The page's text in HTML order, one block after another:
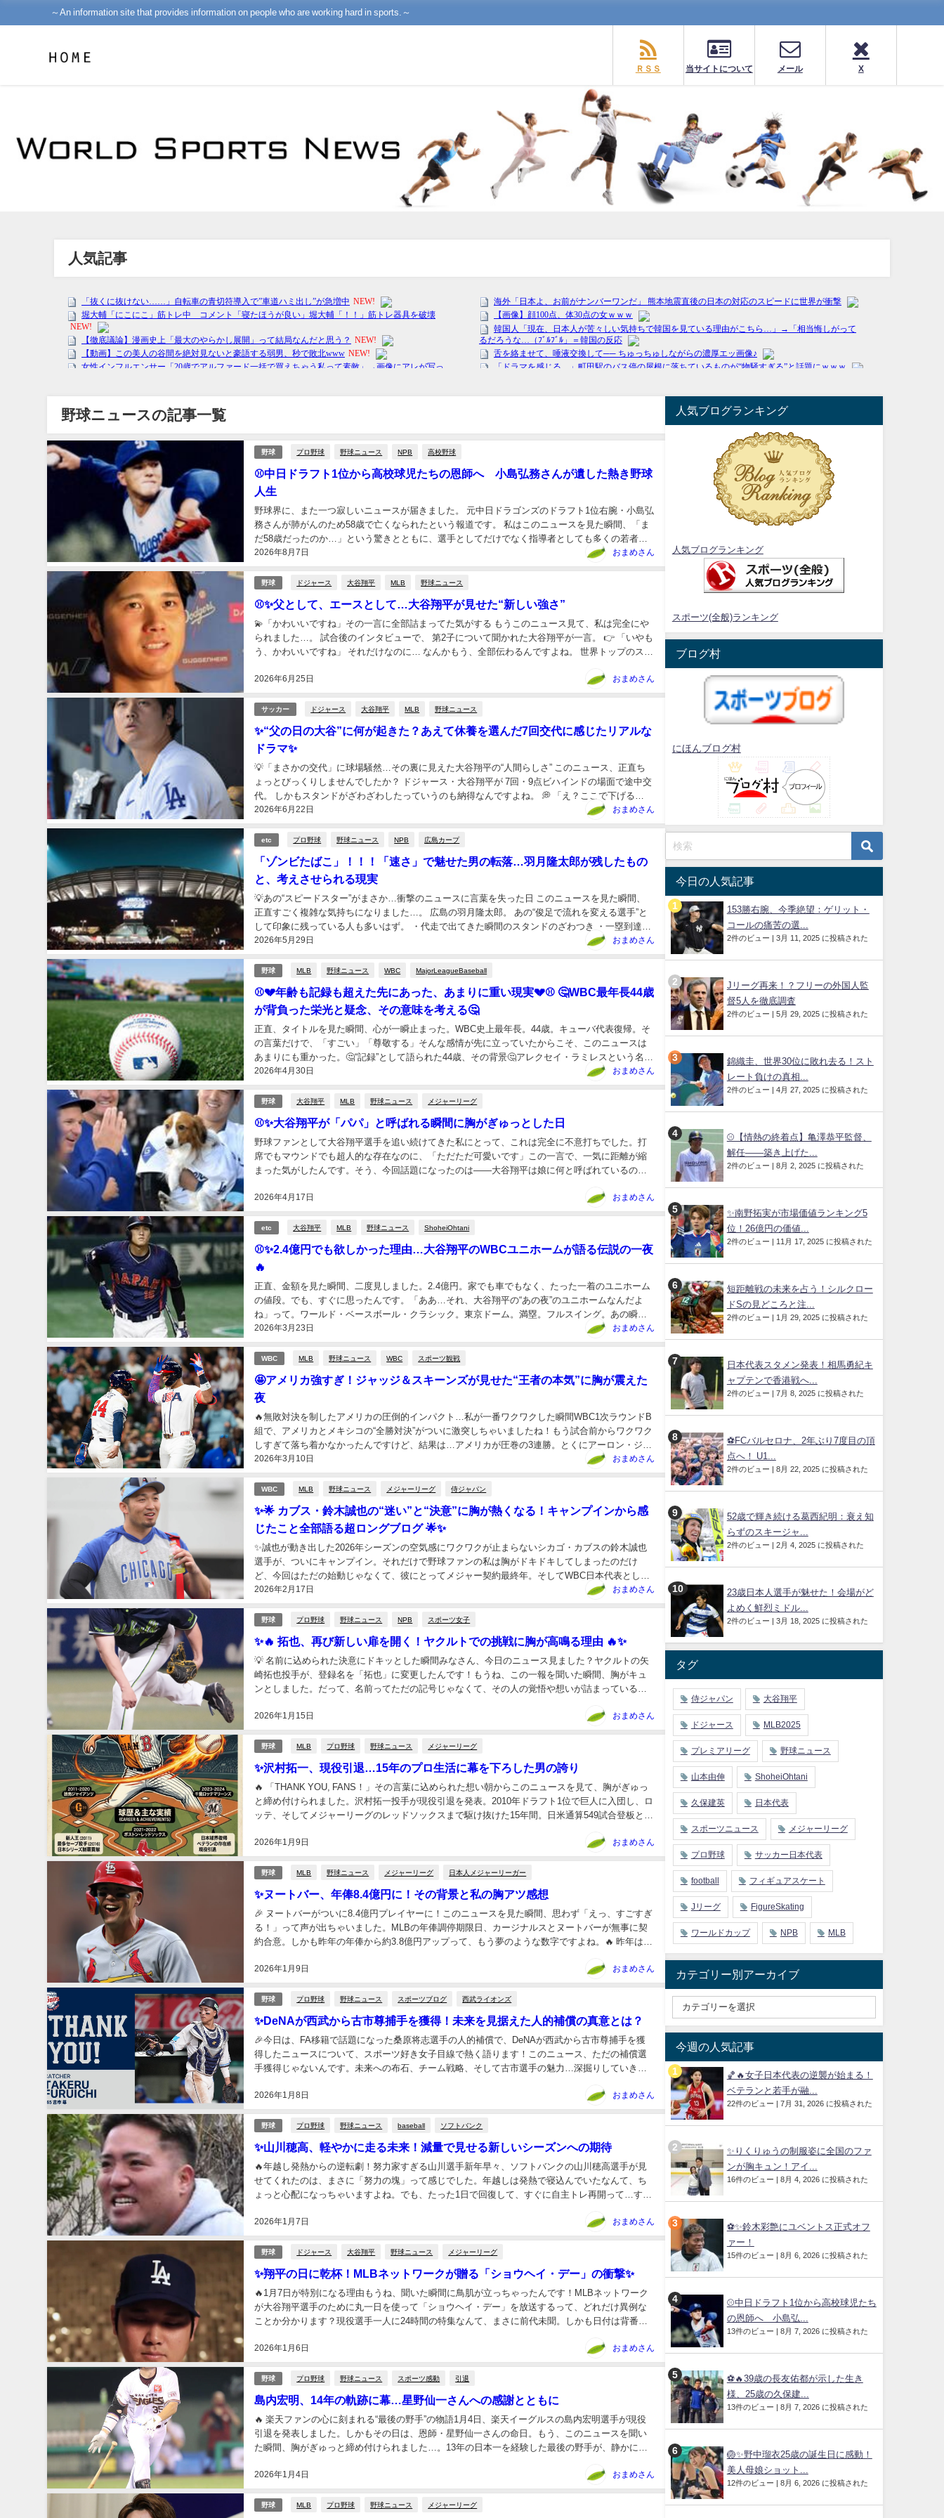
～An information site that provides information on people who are working hard in sports.～
ＲＳＳ 当サイトについて メール X
人気記事
野球ニュースの記事一覧
野球 プロ野球 野球ニュース NPB 高校野球
⚾中日ドラフト1位から高校球児たちの恩師へ 小島弘務さんが遺した熱き野球
人生
2026年8月7日
野球界に、また一つ寂しいニュースが届きました。 元中日ドラゴンズのドラフト1位右腕・小島弘
務さんが肺がんのため58歳で亡くなられたという報道です。 私はこのニュースを見た瞬間、「ま
だ58歳だったのか…」という驚きとともに、選手としてだけでなく指導者としても多くの若者た
ちと向き合ってきた人生の重みを強く感じました。 プロ...
おまめさん
野球 ドジャース 大谷翔平 MLB 野球ニュース
⚾✨父として、エースとして…大谷翔平が見せた“新しい強さ”
2026年6月25日
💫「かわいいですね」その一言に全部詰まってた気がする もうこのニュース見て、私は完全にや
られました…。 試合後のインタビューで、 第2子について聞かれた大谷翔平が一言。 👉 「いやも
う、かわいいですね」 それだけなのに… なんかもう、全部伝わるんですよね。 世界トップのスー
おまめさん
サッカー ドジャース 大谷翔平 MLB 野球ニュース
✨“父の日の大谷”に何が起きた？あえて休養を選んだ7回交代に感じたリアルな
ドラマ✨
2026年6月22日
💡「まさかの交代」に球場騒然…その裏に見えた大谷翔平の“人間らしさ” このニュース、正直ち
ょっとびっくりしませんでしたか？ ドジャース・大谷翔平が 7回・9点ビハインドの場面で途中交
代。 しかもスタンドがざわざわしたっていうのも納得なんですよね。 💭 「え？ここで下げる
の？」 「まだ打席来るんじゃないの？」 そんな空気...
おまめさん
etc プロ野球 野球ニュース NPB 広島カープ
「ゾンビたばこ」！！！「速さ」で魅せた男の転落…羽月隆太郎が残したもの
と、考えさせられる現実
2026年5月29日
💡あの“スピードスター”がまさか…衝撃のニュースに言葉を失った日 このニュースを見た瞬間、
正直すごく複雑な気持ちになりました…。 広島の羽月隆太郎。 あの“俊足で流れを変える選手”と
して印象に残っている人も多いはず。 ・代走で出てきた瞬間のスタンドのざわつき ・一塁到達ま
でのあの速さ ・ギリギリのスタートで盗塁を決める...
おまめさん
野球 MLB 野球ニュース WBC MajorLeagueBaseball
⚾💔年齢も記録も超えた先にあった、あまりに重い現実💔⚾ 🤔WBC最年長44歳
が背負った栄光と疑念、その意味を考える🤔
2026年4月30日
正直、タイトルを見た瞬間、心が一瞬止まった。WBC史上最年長。44歳。キューバ代表復帰。そ
の言葉だけで、「すごい」「尊敬する」そんな感情が先に立っていたからこそ、このニュースは
あまりにも重かった。🤔“記録”として語られた44歳、その背景🤔アレクセイ・ラミレスという名前
は、野球ファンなら一度は聞いたことがあるはず。メジャ...
おまめさん
野球 大谷翔平 MLB 野球ニュース メジャーリーグ
⚾✨大谷翔平が「パパ」と呼ばれる瞬間に胸がぎゅっとした日
2026年4月17日
野球ファンとして大谷翔平選手を追い続けてきた私にとって、これは完全に不意打ちでした。打
席でもマウンドでも超人的な存在なのに、「ただただ可愛いです」この一言で、一気に距離が縮
まった気がしたんです。そう、今回話題になったのは――大谷翔平は娘に何と呼ばれているの
おまめさん
etc 大谷翔平 MLB 野球ニュース ShoheiOhtani
⚾✨2.4億円でも欲しかった理由…大谷翔平のWBCユニホームが語る伝説の一夜
🔥
2026年3月23日
正直、金額を見た瞬間、二度見しました。2.4億円。家でも車でもなく、たった一着のユニホーム
の値段。でも、すぐに思ったんです。「ああ…それ、大谷翔平の“あの夜”のユニホームなんだよ
ね」って。ワールド・ベースボール・クラシック。東京ドーム。満塁。フルスイング。あの瞬間
を知っている人なら、この金額に、きっとただの驚き以上の感...
おまめさん
WBC MLB 野球ニュース WBC スポーツ観戦
🤩アメリカ強すぎ！ジャッジ＆スキーンズが見せた“王者の本気”に胸が震えた
夜
2026年3月10日
🔥無敗対決を制したアメリカの圧倒的インパクト…私が一番ワクワクした瞬間WBC1次ラウンドB
組で、アメリカとメキシコの“全勝対決”がついに激突しちゃいましたね！もう試合前からワクワク
しすぎて落ち着かなかったんですけど、結果は…アメリカが圧巻の3連勝。とくにアーロン・ジャ
ッジ、そして怪物右腕ポール・スキーンズ。この2人が、...
おまめさん
WBC MLB 野球ニュース メジャーリーグ 侍ジャパン
✨🌟 カブス・鈴木誠也の“迷い”と“決意”に胸が熱くなる！キャンプインから感
じたこと全部語る超ロングブログ 🌟✨
2026年2月17日
✨誠也が動き出した2026年シーズンの空気感にワクワクが止まらないシカゴ・カブスの鈴木誠也
選手が、ついにキャンプイン。それだけで野球ファンの私は胸がドキドキしてしまったのだけ
ど、今回はただの始動じゃなくて、彼にとってメジャー契約最終年。そしてWBC日本代表として
戦う大事なシーズン。実は……そのWBC参加には“少し迷いが...
おまめさん
野球 プロ野球 野球ニュース NPB スポーツ女子
✨🔥 拓也、再び新しい扉を開く！ヤクルトでの挑戦に胸が高鳴る理由 🔥✨
2026年1月15日
💡 名前に込められた決意にドキッとした瞬間みなさん、今日のニュース見ました？ヤクルトの矢
崎拓也投手が、登録名を「拓也」に変更したんです！もうね、この一報を聞いた瞬間、胸がキュ
ンとしました。だって、名前ってただの記号じゃなくて、その人の覚悟や想いが詰まっているも
おまめさん
野球 MLB プロ野球 野球ニュース メジャーリーグ
✨沢村拓一、現役引退…15年のプロ生活に幕を下ろした男の誇り
2026年1月9日
🔥 「THANK YOU, FANS！」その言葉に込められた想い朝からこのニュースを見て、胸がぎゅっ
と締め付けられました。沢村拓一投手が現役引退を発表。2010年ドラフト1位で巨人に入団し、ロ
ッテ、そしてメジャーリーグのレッドソックスまで駆け抜けた15年間。日米通算549試合登板とい
おまめさん
野球 MLB 野球ニュース メジャーリーグ 日本人メジャーリーガー
✨ヌートバー、年俸8.4億円に！その背景と私の胸アツ感想
2026年1月9日
🎉 ヌートバーがついに8.4億円プレイヤーに！このニュースを見た瞬間、思わず「えっ、すごすぎ
る！」って声が出ちゃいました。MLBの年俸調停期限日、カージナルスとヌートバーが無事に契
約合意。しかも昨年の年俸から約3.8億円アップって、もう夢のような数字ですよね。🔥 昨年は年
おまめさん
野球 プロ野球 野球ニュース スポーツブログ 西武ライオンズ
✨DeNAが西武から古市尊捕手を獲得！未来を見据えた人的補償の真意とは？
2026年1月8日
🎉今日は、FA移籍で話題になった桑原将志選手の人的補償で、DeNAが西武から古市尊捕手を獲
得したニュースについて、スポーツ好き女子目線で熱く語ります！このニュース、ただの補償選
手獲得じゃないんです。未来への布石、チーム戦略、そして古市選手の魅力…深掘りしていきま
おまめさん
野球 プロ野球 野球ニュース baseball ソフトバンク
✨山川穂高、軽やかに走る未来！減量で見せる新しいシーズンへの期待
2026年1月7日
🔥年越し発熱からの逆転劇！努力家すぎる山川選手新年早々、ソフトバンクの山川穂高選手が見
せてくれたのは、まさに「努力の塊」って感じでした。年越しは発熱で寝込んでいたなんて、ち
ょっと心配になっちゃいますよね。でも、たった1日で回復して、すぐに自主トレ再開って…すご
おまめさん
野球 ドジャース 大谷翔平 野球ニュース メジャーリーグ
✨翔平の日に乾杯！MLBネットワークが贈る「ショウヘイ・デー」の衝撃✨
2026年1月6日
🔥1月7日が特別になる理由もうね、聞いた瞬間に鳥肌が立っちゃったんです！MLBネットワーク
が大谷翔平選手のために丸一日を使って「ショウヘイ・デー」を放送するって、どれだけ異例な
ことか分かります？現役選手一人に24時間の特集なんて、まさに前代未聞。しかも日付は背番号
おまめさん
野球 プロ野球 野球ニュース スポーツ感動 引退
島内宏明、14年の軌跡に幕…星野仙一さんへの感謝とともに
2026年1月4日
🔥 楽天ファンの心に刻まれる“最後の野手”の物語1月4日、楽天イーグルスの島内宏明選手が現役
引退を発表しました。しかもその日は、恩師・星野仙一さんの命日。もう、このニュースを聞い
た瞬間、胸がぎゅっと締め付けられました…。13年の日本一を経験した最後の野手が、静かにバ
おまめさん
野球 MLB プロ野球 野球ニュース メジャーリーグ
人気ブログランキング
人気ブログランキング
スポーツ(全般)ランキング
ブログ村
にほんブログ村
今日の人気記事
153勝右腕、今季絶望：ゲリット・
コールの痛苦の選...
2件のビュー 3月 11, 2025 に投稿された
Jリーグ再来！？フリーの外国人監
督5人を徹底調査
2件のビュー 5月 29, 2025 に投稿された
錦織圭、世界30位に敗れ去る！スト
レート負けの真相...
2件のビュー 4月 27, 2025 に投稿された
⚾【情熱の終着点】亀澤恭平監督、
解任――築き上げた...
2件のビュー 8月 2, 2025 に投稿された
✨南野拓実が市場価値ランキング5
位！26億円の価値...
2件のビュー 11月 17, 2025 に投稿された
短距離戦の未来を占う！シルクロー
ドSの見どころと注...
2件のビュー 1月 29, 2025 に投稿された
日本代表スタメン発表！相馬勇紀キ
ャプテンで香港戦へ...
2件のビュー 7月 8, 2025 に投稿された
⚽️FCバルセロナ、2年ぶり7度目の頂
点へ！ U1...
2件のビュー 8月 22, 2025 に投稿された
52歳で輝き続ける葛西紀明：衰え知
らずのスキージャ...
2件のビュー 2月 4, 2025 に投稿された
23歳日本人選手が魅せた！会場がど
よめく鮮烈ミドル...
2件のビュー 3月 18, 2025 に投稿された
タグ
侍ジャパン 大谷翔平
ドジャース MLB2025
プレミアリーグ 野球ニュース
山本由伸 ShoheiOhtani
久保建英 日本代表
スポーツニュース メジャーリーグ
プロ野球 サッカー日本代表
football フィギュアスケート
Jリーグ FigureSkating
ワールドカップ NPB MLB
カテゴリー別アーカイブ
今週の人気記事
🏀🔥女子日本代表の逆襲が始まる！
ベテランと若手が融...
22件のビュー 7月 31, 2026 に投稿された
✨りくりゅうの制服姿に全国のファ
ンが胸キュン！アイ...
16件のビュー 8月 4, 2026 に投稿された
⚽✨鈴木彩艶にユベントス正式オフ
ァー！
15件のビュー 8月 6, 2026 に投稿された
⚾中日ドラフト1位から高校球児たち
の恩師へ 小島弘...
13件のビュー 8月 7, 2026 に投稿された
⚽🔥39歳の長友佑都が示した生き
様、25歳の久保建...
13件のビュー 8月 7, 2026 に投稿された
🏐✨野中瑠衣25歳の誕生日に感動！
美人母娘ショット...
12件のビュー 8月 6, 2026 に投稿された